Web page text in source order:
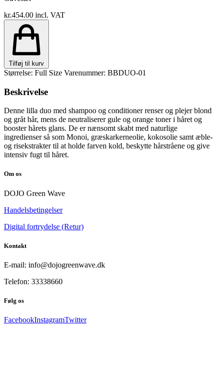
kr.454.00 incl. VAT
Tilføj til kurv
Størrelse: Full Size Varenummer: BBDUO-01
Beskrivelse
Denne lilla duo med shampoo og conditioner renser og plejer blond
og gråt hår, mens de neutraliserer gule og orange toner i håret og
booster hårets glans. De er nænsomt skabt med naturlige
ingredienser så som Monoi, græskarkerneolie, kokosolie samt æble-
og risekstrakter til at holde farven kold, beskytte hårstråene og give
intensiv fugt til håret.
Om os
DOJO Green Wave
Handelsbetingelser
Digital fortrydelse (Retur)
Kontakt
E-mail: info@dojogreenwave.dk
Telefon: 33338660
Følg os
FacebookInstagramTwitter